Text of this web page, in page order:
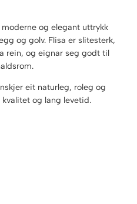
og elegant uttrykk
og golv. Flisa er slitesterk,
rein, og eignar seg godt til
eit naturleg, roleg og
og lang levetid.